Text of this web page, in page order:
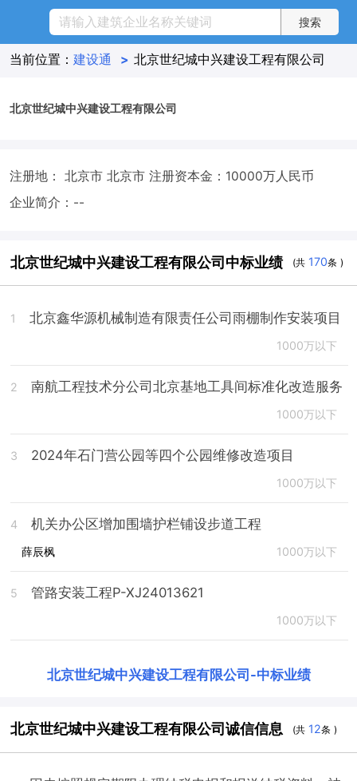
当前位置： 建设通 > 北京世纪城中兴建设工程有限公司
北京世纪城中兴建设工程有限公司
注册地： 北京市 北京市 注册资本金：10000万人民币
企业简介：--
北京世纪城中兴建设工程有限公司中标业绩 (共 170条 )
1 北京鑫华源机械制造有限责任公司雨棚制作安装项目
1000万以下
2 南航工程技术分公司北京基地工具间标准化改造服务
1000万以下
3 2024年石门营公园等四个公园维修改造项目
1000万以下
4 机关办公区增加围墙护栏铺设步道工程
薛辰枫 1000万以下
5 管路安装工程P-XJ24013621
1000万以下
北京世纪城中兴建设工程有限公司 -中标业绩
北京世纪城中兴建设工程有限公司诚信信息 (共 12条 )